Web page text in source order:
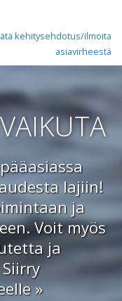
kehitysehdotus/ilmoita
asiavirheestä
lajiin!
ja
Voit myös
ja
Siirry
»